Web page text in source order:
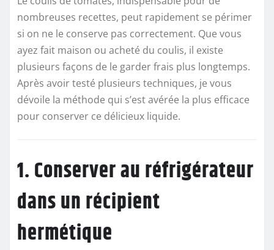
nombreuses recettes, peut rapidement se périmer
si on ne le conserve pas correctement. Que vous
ayez fait maison ou acheté du coulis, il existe
plusieurs façons de le garder frais plus longtemps.
Après avoir testé plusieurs techniques, je vous
dévoile la méthode qui s’est avérée la plus efficace
pour conserver ce délicieux liquide.
1. Conserver au réfrigérateur
dans un récipient
hermétique